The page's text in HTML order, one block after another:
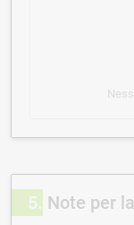
5 Note per